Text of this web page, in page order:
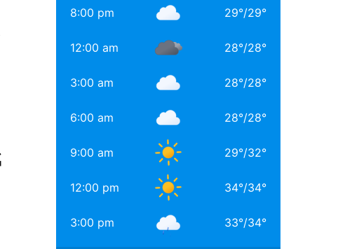
8:00 pm 29°/29°
12:00 am 28°/28°
3:00 am 28°/28°
6:00 am 28°/28°
9:00 am 29°/32°
12:00 pm 34°/34°
3:00 pm 33°/34°